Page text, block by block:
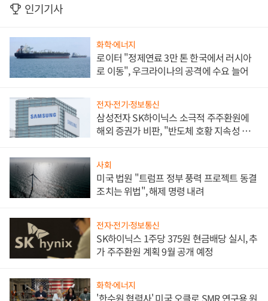
인기기사
화학·에너지
로이터 "정제연료 3만 톤 한국에서 러시아
로 이동", 우크라이나의 공격에 수요 늘어
전자·전기·정보통신
삼성전자 SK하이닉스 소극적 주주환원에
해외 증권가 비판, "반도체 호황 지속성 의
사회
미국 법원 "트럼프 정부 풍력 프로젝트 동결
조치는 위법", 해제 명령 내려
전자·전기·정보통신
SK하이닉스 1주당 375원 현금배당 실시, 추
가 주주환원 계획 9월 공개 예정
화학·에너지